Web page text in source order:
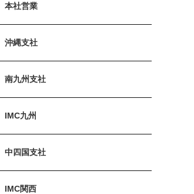
本社営業
沖縄支社
南九州支社
IMC九州
中四国支社
IMC関西